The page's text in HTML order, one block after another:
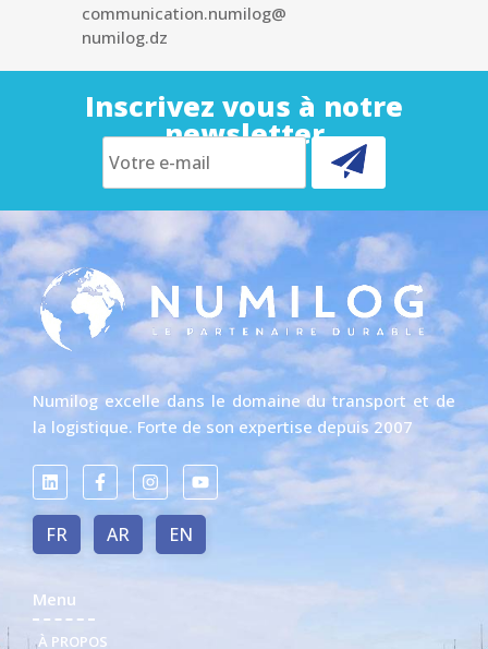
communication.numilog@
numilog.dz
Inscrivez vous à notre
newsletter
Numilog excelle dans le domaine du transport et de
la logistique. Forte de son expertise depuis 2007
FR AR EN
Menu
À PROPOS